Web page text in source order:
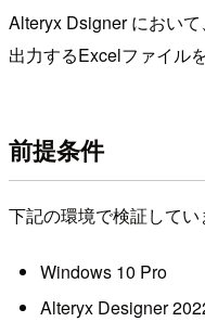
Alteryx Dsigner において
出力するExcelファイル
前提条件
下記の環境で検証してい
Windows 10 Pro
Alteryx Designer